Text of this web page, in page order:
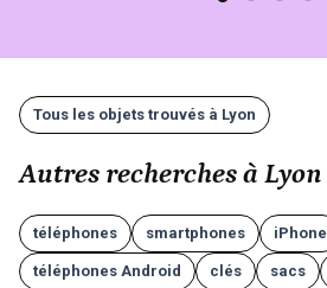
Tous les objets trouvés à Lyon
Autres recherches à Lyon
téléphones smartphones iPhone
téléphones Android clés sacs